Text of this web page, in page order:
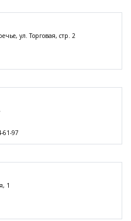
ул. Торговая, стр. 2
61-97
1